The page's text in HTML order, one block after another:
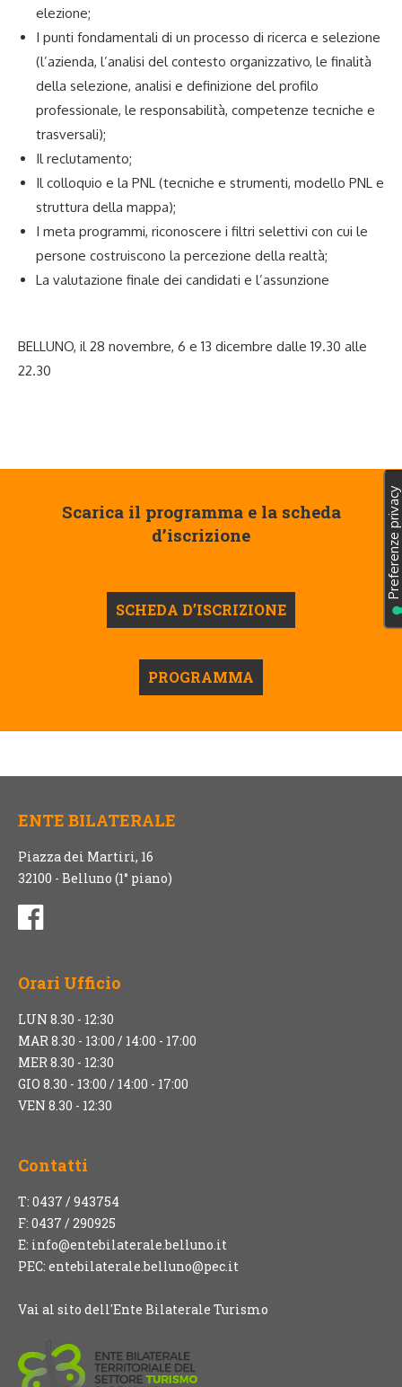
elezione;
I punti fondamentali di un processo di ricerca e selezione
(l’azienda, l’analisi del contesto organizzativo, le finalità
della selezione, analisi e definizione del profilo
professionale, le responsabilità, competenze tecniche e
trasversali);
Il reclutamento;
Il colloquio e la PNL (tecniche e strumenti, modello PNL e
struttura della mappa);
I meta programmi, riconoscere i filtri selettivi con cui le
persone costruiscono la percezione della realtà;
La valutazione finale dei candidati e l’assunzione
BELLUNO, il 28 novembre, 6 e 13 dicembre dalle 19.30 alle
22.30
Scarica il programma e la scheda
d’iscrizione
SCHEDA D’ISCRIZIONE
PROGRAMMA
ENTE BILATERALE
Piazza dei Martiri, 16
32100 - Belluno (1° piano)
Orari Ufficio
LUN 8.30 - 12:30
MAR 8.30 - 13:00 / 14:00 - 17:00
MER 8.30 - 12:30
GIO 8.30 - 13:00 / 14:00 - 17:00
VEN 8.30 - 12:30
Contatti
T: 0437 / 943754
F: 0437 / 290925
E: info@entebilaterale.belluno.it
PEC: entebilaterale.belluno@pec.it
Vai al sito dell'Ente Bilaterale Turismo